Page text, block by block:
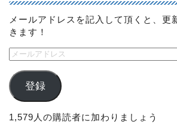
メールアドレスを記入して頂くと、更
きます！
登録
1,579人の購読者に加わりましょう